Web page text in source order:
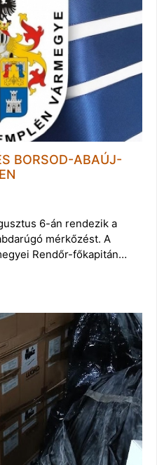
BORSOD-ABAÚJ-
6-án rendezik a
mérkőzést. A
Rendőr-főkapitán…